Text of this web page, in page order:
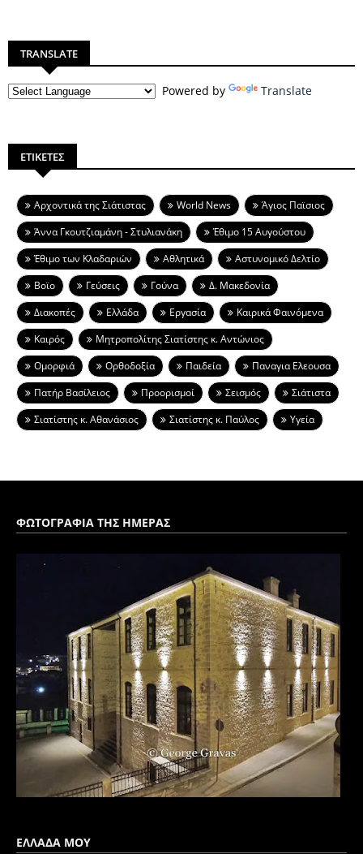
TRANSLATE
Powered by Translate
ΕΤΙΚΕΤΕΣ
Aρχοντικά της Σιάτιστας World News
Άγιος Παϊσιος
Άννα Γκουτζιαμάνη - Στυλιανάκη
Έθιμο 15 Αυγούστου
Έθιμο των Κλαδαριών
Αθλητικά
Αστυνομικό Δελτίο
Βοϊο
Γεύσεις Γούνα
Δ. Μακεδονία
Διακοπές
Ελλάδα Εργασία
Καιρικά Φαινόμενα
Καιρός
Μητροπολίτης Σιατίστης κ. Αντώνιος
Ομορφιά
Ορθοδοξία Παιδεία
Παναγια Ελεουσα
Πατήρ Βασίλειος
Προορισμοί Σεισμός
Σιάτιστα
Σιατίστης κ. Αθανάσιος
Σιατίστης κ. Παύλος Υγεία
ΦΩΤΟΓΡΑΦΙΑ ΤΗΣ ΗΜΕΡΑΣ
ΕΛΛΑΔΑ ΜΟΥ